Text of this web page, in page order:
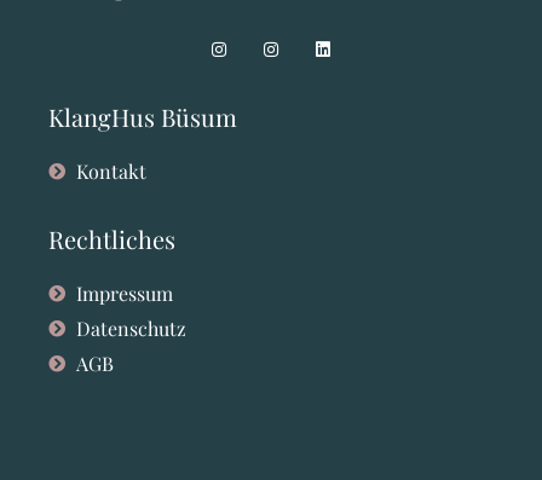
KlangHus Büsum
Kontakt
Rechtliches
Impressum
Datenschutz
AGB